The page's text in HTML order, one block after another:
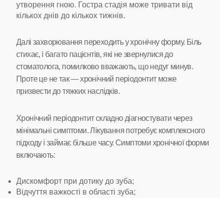
утворення гною. Гостра стадія може тривати від
кількох днів до кількох тижнів.
Далі захворювання переходить у хронічну форму. Біль
стихає, і багато пацієнтів, які не звернулися до
стоматолога, помилково вважають, що недуг минув.
Проте це не так — хронічний періодонтит може
призвести до тяжких наслідків.
Хронічний періодонтит складно діагностувати через
мінімальні симптоми. Лікування потребує комплексного
підходу і займає більше часу. Симптоми хронічної форми
включають:
Дискомфорт при дотику до зуба;
Відчуття важкості в області зуба;